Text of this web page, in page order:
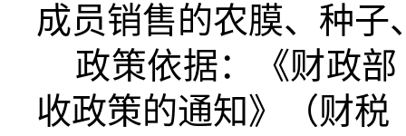
成员销售的农膜、种
政策依据：《财政
收政策的通知》（财税